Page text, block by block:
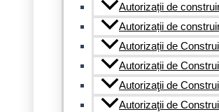
Autorizații de
Autorizații de
Autorizații de
Autorizații de
Autorizaţii de
Autorizaţii de